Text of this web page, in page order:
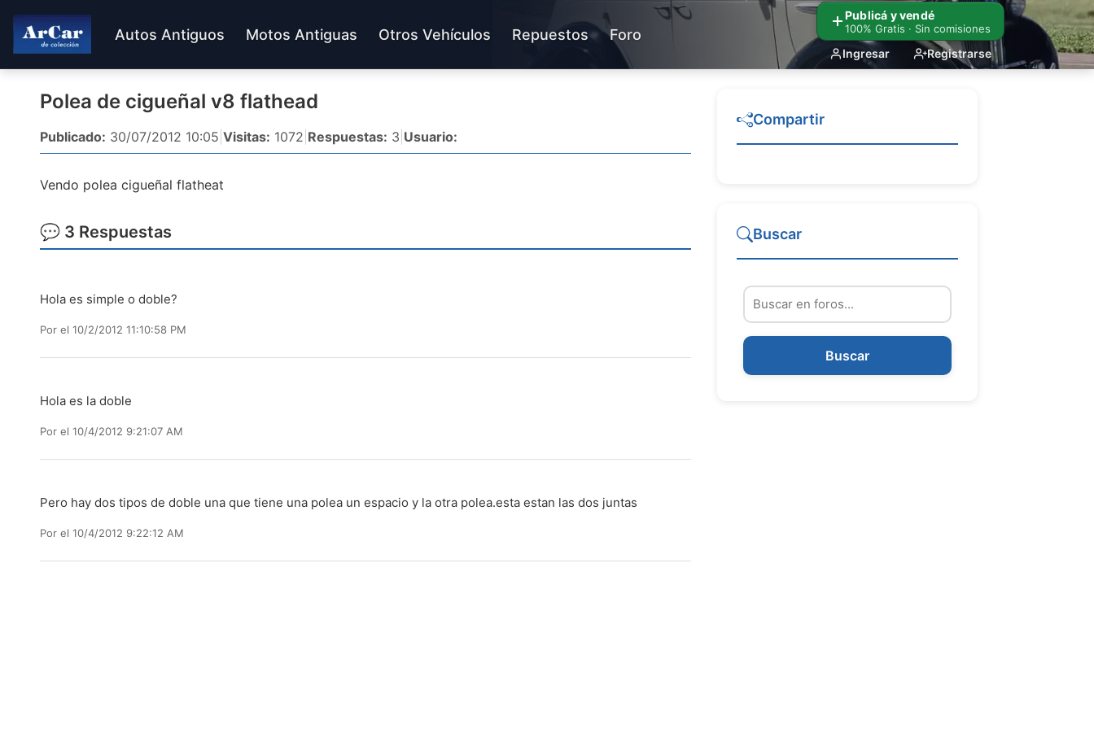
Publicá y vendé
100% Gratis · Sin comisiones
Ingresar Registrarse
Autos Antiguos Motos Antiguas Otros Vehículos Repuestos Foro
Polea de cigueñal v8 flathead
Publicado: 30/07/2012 10:05 Visitas: 1072 Respuestas: 3 Usuario:
Vendo polea cigueñal flatheat
💬 3 Respuestas
Hola es simple o doble?
Por el 10/2/2012 11:10:58 PM
Hola es la doble
Por el 10/4/2012 9:21:07 AM
Pero hay dos tipos de doble una que tiene una polea un espacio y la otra polea.esta estan las dos juntas
Por el 10/4/2012 9:22:12 AM
Compartir
Buscar
Buscar